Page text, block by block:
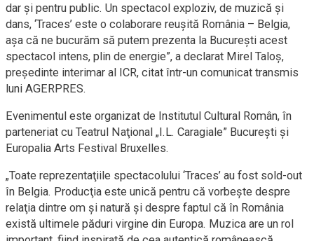
dar şi pentru public. Un spectacol exploziv, de muzică şi
dans, ‘Traces’ este o colaborare reuşită România – Belgia,
aşa că ne bucurăm să putem prezenta la Bucureşti acest
spectacol intens, plin de energie”, a declarat Mirel Taloş,
preşedinte interimar al ICR, citat într-un comunicat transmis
luni AGERPRES.
Evenimentul este organizat de Institutul Cultural Român, în
parteneriat cu Teatrul Naţional „I.L. Caragiale” Bucureşti şi
Europalia Arts Festival Bruxelles.
„Toate reprezentaţiile spectacolului ‘Traces’ au fost sold-out
în Belgia. Producţia este unică pentru că vorbeşte despre
relaţia dintre om şi natură şi despre faptul că în România
există ultimele păduri virgine din Europa. Muzica are un rol